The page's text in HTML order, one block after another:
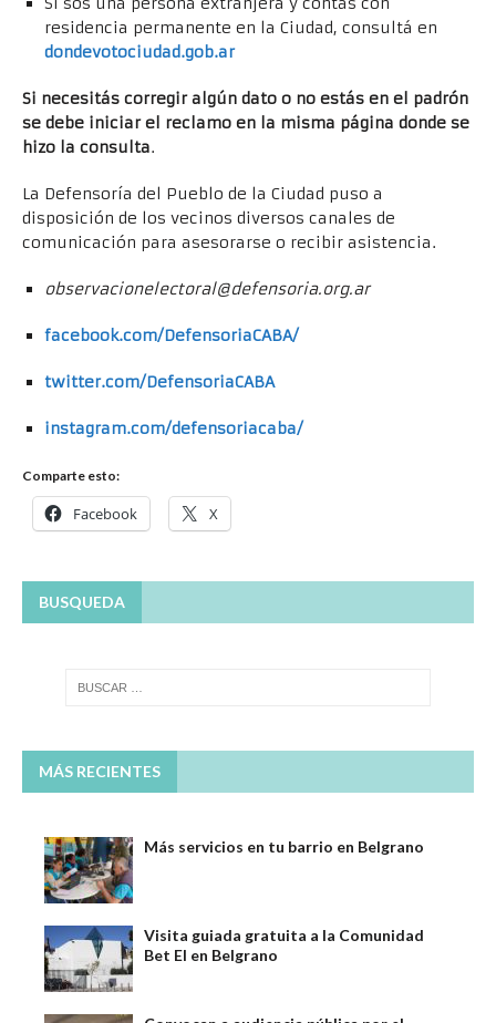
residencia permanente en la Ciudad, consultá en
dondevotociudad.gob.ar
Si necesitás corregir algún dato o no estás en el padrón
se debe iniciar el reclamo en la misma página donde se
hizo la consulta.
La Defensoría del Pueblo de la Ciudad puso a
disposición de los vecinos diversos canales de
comunicación para asesorarse o recibir asistencia.
observacionelectoral@defensoria.org.ar
facebook.com/DefensoriaCABA/
twitter.com/DefensoriaCABA
instagram.com/defensoriacaba/
Comparte esto:
Facebook X
BUSQUEDA
MÁS RECIENTES
Más servicios en tu barrio en Belgrano
Visita guiada gratuita a la Comunidad
Bet El en Belgrano